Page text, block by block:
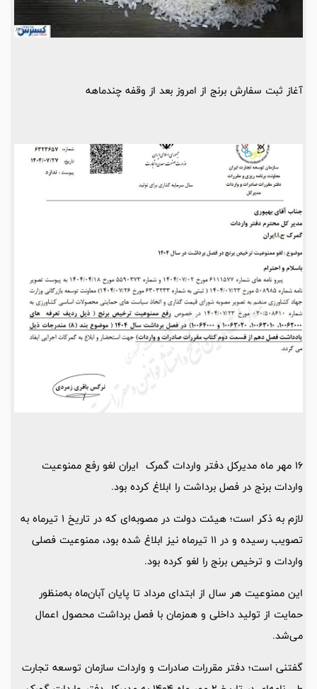
آغاز ثبت سفارش برنج از امروز بعد از وقفه چندماهه
16 مهر ماه مدیرکل دفتر واردات گمرک ایران لغو رفع ممنوعیت
واردات برنج در فصل برداشت را ابلاغ کرده بود.
لازم به ذکر است؛ هیئت دولت در مصوبه‌ای که در تاریخ 1 تیرماه به
تصویب رسیده و در 11 تیرماه نیز ابلاغ شده بود، ممنوعیت فصلی
واردات و ترخیص برنج را لغو کرده بود.
این ممنوعیت هر سال از ابتدای مرداد تا پایان آبان‌ماه به‌منظور
حمایت از تولید داخلی و همزمان با فصل برداشت محصول اعمال
می‌شد.
گفتنی است؛ دفتر مقررات صادرات و واردات سازمان توسعه تجارت